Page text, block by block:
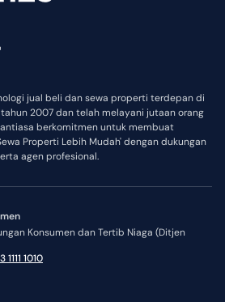
jual beli dan sewa properti terdepan di
2007 dan telah melayani jutaan orang
berkomitmen untuk membuat
Properti Lebih Mudah' dengan dukungan
agen profesional.
Konsumen dan Tertib Niaga (Ditjen
1111 1010